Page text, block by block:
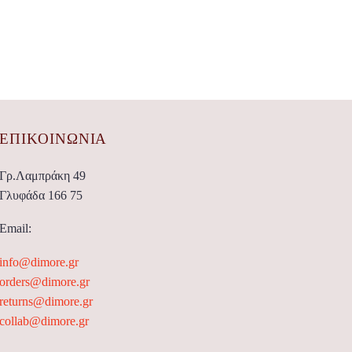
ΕΠΙΚΟΙΝΩΝΊΑ
Γρ.Λαμπράκη 49
Γλυφάδα 166 75
Email:
info@dimore.gr
orders@dimore.gr
returns@dimore.gr
collab@dimore.gr